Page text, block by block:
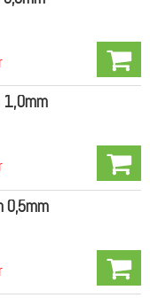
0,5mm